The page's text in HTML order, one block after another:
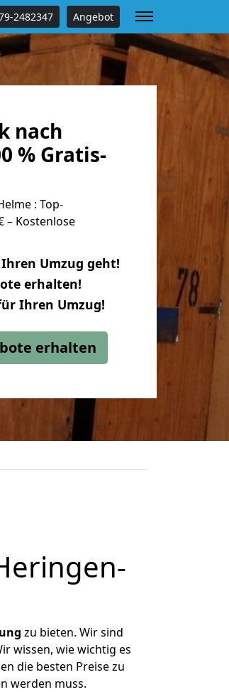
2482347 Angebot
nach
% Gratis-
: Top-
– Kostenlose
Umzug geht!
erhalten!
Ihren Umzug!
erhalten
zu bieten. Wir sind
wissen, wie wichtig es
die besten Preise zu
werden muss.